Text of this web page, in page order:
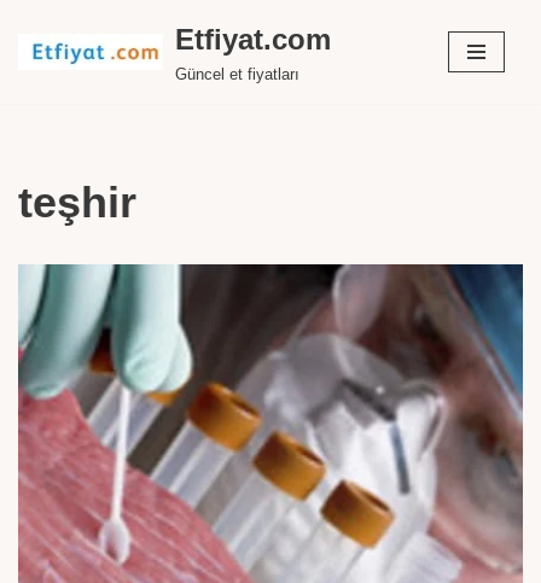
İçeriğe
Etfiyat.com
Güncel et fiyatları
teşhir